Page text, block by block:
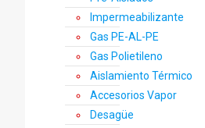
Impermeabilizante
Gas PE-AL-PE
Gas Polietileno
Aislamiento Térmico
Accesorios Vapor
Desagüe